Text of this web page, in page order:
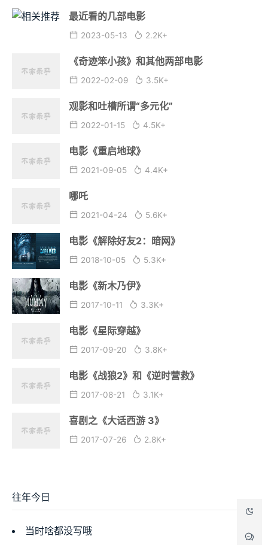
最近看的几部电影
2023-05-13 2.2K+
《奇迹笨小孩》和其他两部电影
2022-02-09 3.5K+
观影和吐槽所谓“多元化”
2022-01-15 4.5K+
电影《重启地球》
2021-09-05 4.4K+
哪吒
2021-04-24 5.6K+
电影《解除好友2：暗网》
2018-10-05 5.3K+
电影《新木乃伊》
2017-10-11 3.3K+
电影《星际穿越》
2017-09-20 3.8K+
电影《战狼2》和《逆时营救》
2017-08-21 3.1K+
喜剧之《大话西游 3》
2017-07-26 2.8K+
往年今日
当时啥都没写哦